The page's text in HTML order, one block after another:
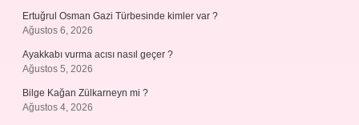
Ertuğrul Osman Gazi Türbesinde kimler var ?
Ağustos 6, 2026
Ayakkabı vurma acısı nasıl geçer ?
Ağustos 5, 2026
Bilge Kağan Zülkarneyn mi ?
Ağustos 4, 2026